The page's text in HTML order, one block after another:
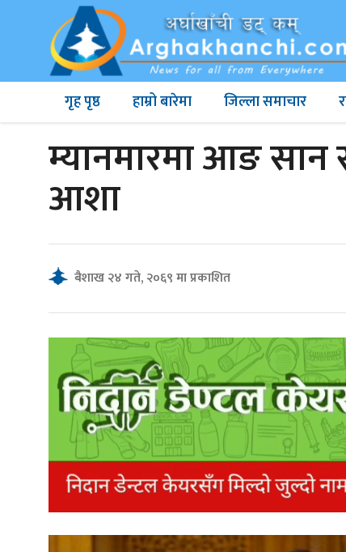
गृह पृष्ठ हाम्रो बारेमा जिल्ला समाचार
म्यानमारमा आङ
आशा
बैशाख २४ गते, २०६९ मा प्रकाशित